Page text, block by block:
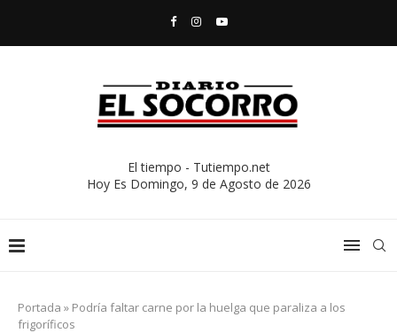
El tiempo - Tutiempo.net
Hoy Es Domingo, 9 de Agosto de 2026
Portada » Podría faltar carne por la huelga que paraliza a los
frigoríficos